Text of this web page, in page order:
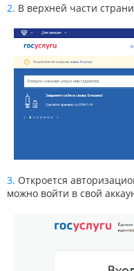
В верхней части
Откроется
можно войти в свой